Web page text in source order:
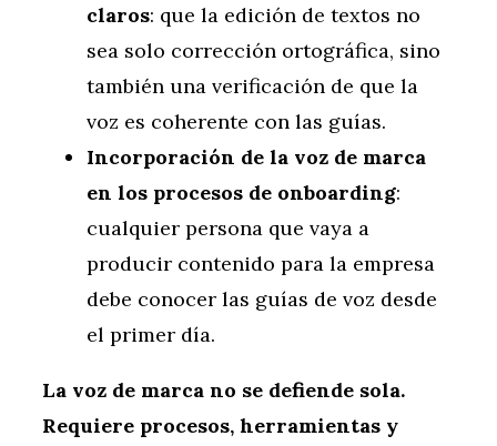
claros: que la edición de textos no
sea solo corrección ortográfica, sino
también una verificación de que la
voz es coherente con las guías.
Incorporación de la voz de marca
en los procesos de onboarding:
cualquier persona que vaya a
producir contenido para la empresa
debe conocer las guías de voz desde
el primer día.
La voz de marca no se defiende sola.
Requiere procesos, herramientas y